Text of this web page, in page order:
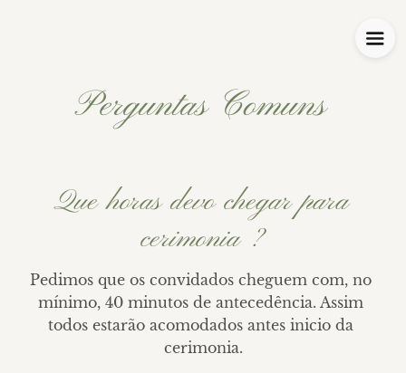
Perguntas Comuns
Que horas devo chegar para
cerimonia ?
Pedimos que os convidados cheguem com, no
mínimo, 40 minutos de antecedência. Assim
todos estarão acomodados antes inicio da
cerimonia.